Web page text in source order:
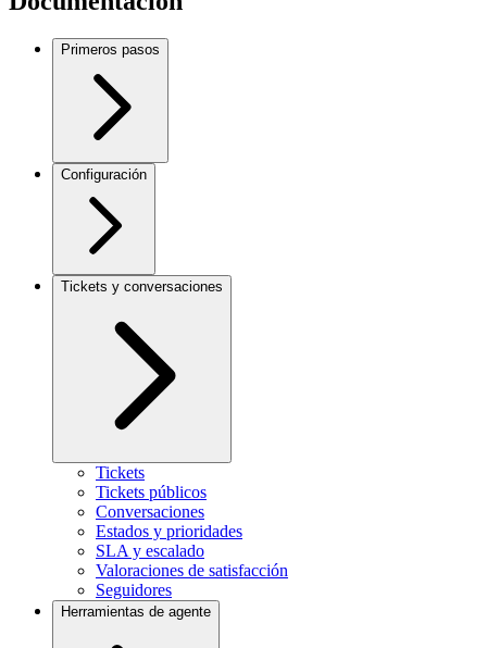
Primeros pasos
Configuración
Tickets y conversaciones
Tickets
Tickets públicos
Conversaciones
Estados y prioridades
SLA y escalado
Valoraciones de satisfacción
Seguidores
Herramientas de agente